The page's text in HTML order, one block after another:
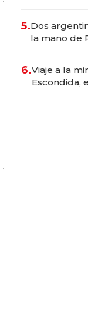
5.Dos
la mano de
6.Viaje a la
Escondida,